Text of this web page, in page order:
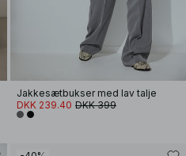
Jakkesætbukser med lav talje
DKK 239.40 DKK 399